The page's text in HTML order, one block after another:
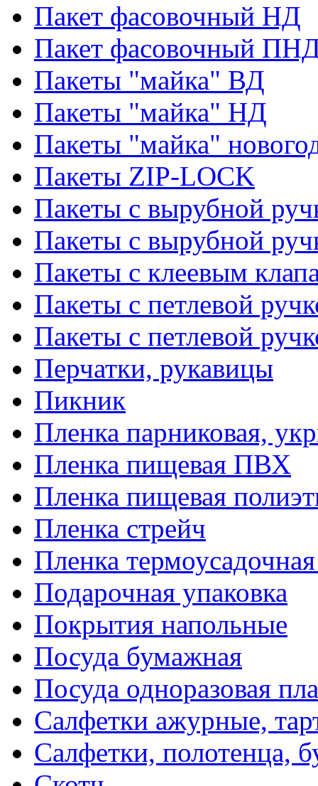
Пакет фасовочный НД
Пакет фасовочный
Пакеты "майка" ВД
Пакеты "майка" НД
Пакеты "майка"
Пакеты ZIP-LOCK
Пакеты с вырубной
Пакеты с вырубной
Пакеты с клеевым
Пакеты с петлевой
Пакеты с петлевой
Перчатки, рукавицы
Пикник
Пленка парниковая,
Пленка пищевая ПВХ
Пленка пищевая
Пленка стрейч
Пленка
Подарочная упаковка
Покрытия напольные
Посуда бумажная
Посуда одноразовая
Салфетки ажурные,
Салфетки, полотенца,